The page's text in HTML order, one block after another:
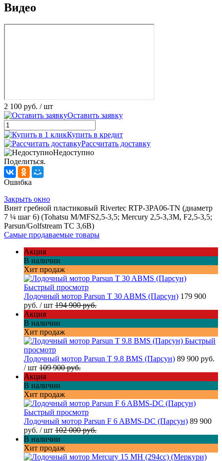
Видео
2 100 руб. / шт
Оставить заявку
Купить в кредит
Рассчитать доставку
Недоступно
Поделиться.
Ошибка
Закрыть окно
Винт гребной пластиковый Rivertec RTP-3PA06-TN (диаметр
7 ¼ шаг 6) (Tohatsu M/MFS2,5-3,5; Mercury 2,5-3,3M, F2,5-3,5;
Parsun/Golfstream TC 3,6B)
Самые продаваемые товары
Акция
В наличии
Хит продаж
Быстрый просмотр
Лодочный мотор Parsun T 30 ABMS (Парсун) 179 900
руб. / шт 194 900 руб.
Акция
В наличии
Хит продаж
Быстрый
просмотр
Лодочный мотор Parsun T 9.8 BMS (Парсун) 89 900 руб.
/ шт 109 900 руб.
Акция
В наличии
Хит продаж
Быстрый просмотр
Лодочный мотор Parsun F 6 ABMS-DC (Парсун) 89 900
руб. / шт 102 000 руб.
В наличии
Хит продаж